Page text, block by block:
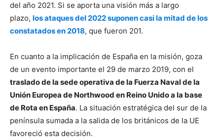
del año 2021. Si se aporta una visión más a largo
plazo, los ataques del 2022 suponen casi la mitad de los
constatados en 2018, que fueron 201.
En cuanto a la implicación de España en la misión, goza
de un evento importante el 29 de marzo 2019, con el
traslado de la sede operativa de la Fuerza Naval de la
Unión Europea de Northwood en Reino Unido a la base
de Rota en España. La situación estratégica del sur de la
península sumada a la salida de los británicos de la UE
favoreció esta decisión.